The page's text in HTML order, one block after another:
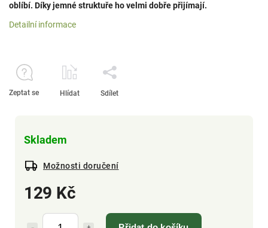
129 Kč
Skladem
Možnosti doručení
oblíbí. Díky jemné struktuře ho velmi dobře přijímají.
Detailní informace
Zeptat se Hlídat Sdílet